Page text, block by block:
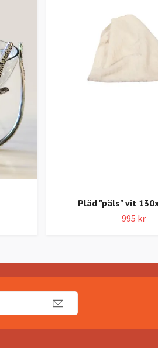
Pläd "päls" vit
995 kr